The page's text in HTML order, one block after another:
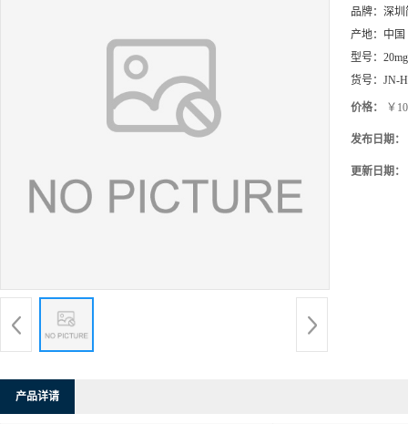
品牌： 深圳
产地： 中国
型号： 20mg
货号： JN-
价格： ￥
发布日期：
更新日期：
产品详请